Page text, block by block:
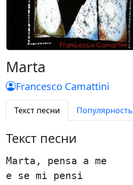
Marta
Francesco Camattini
Текст песни Популярность
Текст песни
Marta, pensa a me
e se mi pensi